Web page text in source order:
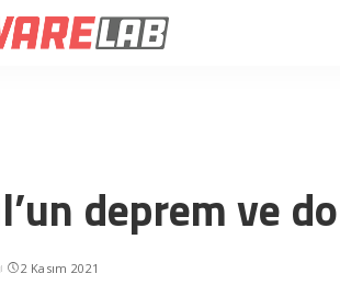
deprem ve
2 Kasım 2021